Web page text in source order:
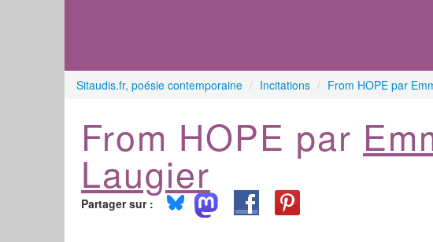
Sitaudis.fr, poésie contemporaine / Incitations / From HOPE par
From HOPE par
Laugier
Partager sur :